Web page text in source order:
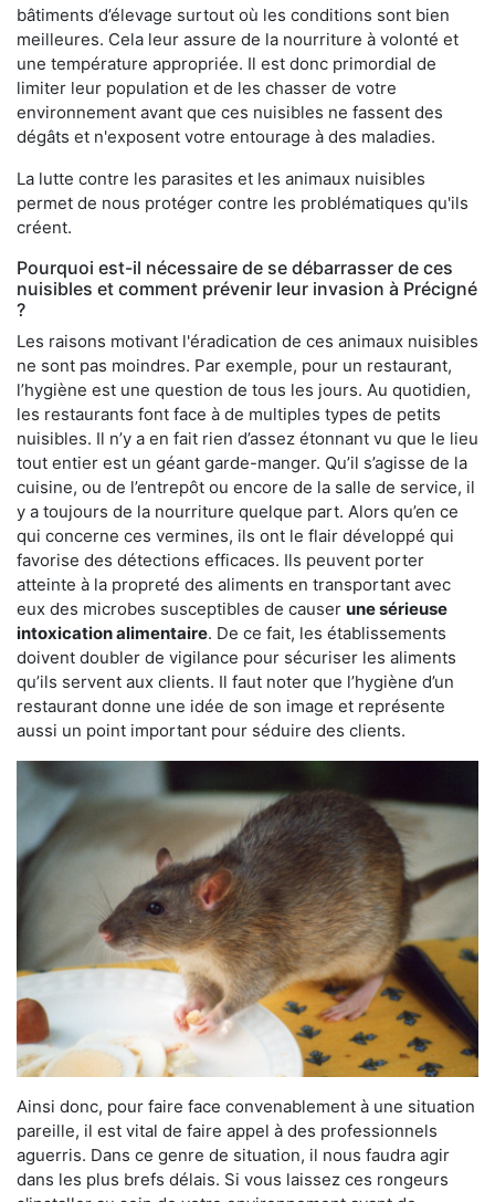
bâtiments d’élevage surtout où les conditions sont bien
meilleures. Cela leur assure de la nourriture à volonté et
une température appropriée. Il est donc primordial de
limiter leur population et de les chasser de votre
environnement avant que ces nuisibles ne fassent des
dégâts et n'exposent votre entourage à des maladies.
La lutte contre les parasites et les animaux nuisibles
permet de nous protéger contre les problématiques qu'ils
créent.
Pourquoi est-il nécessaire de se débarrasser de ces
nuisibles et comment prévenir leur invasion à Précigné
?
Les raisons motivant l'éradication de ces animaux nuisibles
ne sont pas moindres. Par exemple, pour un restaurant,
l’hygiène est une question de tous les jours. Au quotidien,
les restaurants font face à de multiples types de petits
nuisibles. Il n’y a en fait rien d’assez étonnant vu que le lieu
tout entier est un géant garde-manger. Qu’il s’agisse de la
cuisine, ou de l’entrepôt ou encore de la salle de service, il
y a toujours de la nourriture quelque part. Alors qu’en ce
qui concerne ces vermines, ils ont le flair développé qui
favorise des détections efficaces. Ils peuvent porter
atteinte à la propreté des aliments en transportant avec
eux des microbes susceptibles de causer une sérieuse
intoxication alimentaire. De ce fait, les établissements
doivent doubler de vigilance pour sécuriser les aliments
qu’ils servent aux clients. Il faut noter que l’hygiène d’un
restaurant donne une idée de son image et représente
aussi un point important pour séduire des clients.
Ainsi donc, pour faire face convenablement à une situation
pareille, il est vital de faire appel à des professionnels
aguerris. Dans ce genre de situation, il nous faudra agir
dans les plus brefs délais. Si vous laissez ces rongeurs